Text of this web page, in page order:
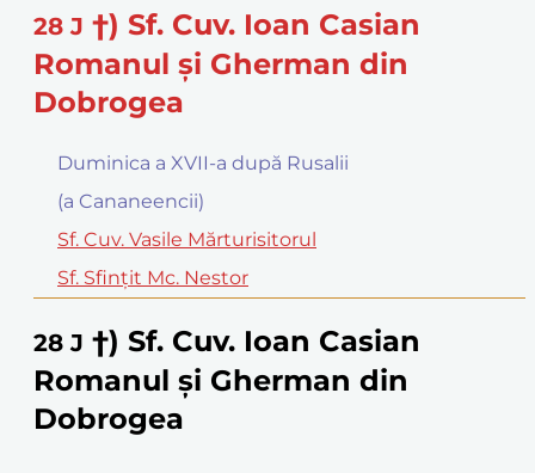
28 J †) Sf. Cuv. Ioan Casian
Romanul şi Gherman din
Dobrogea
Duminica a XVII-a după Rusalii
(a Cananeencii)
Sf. Cuv. Vasile Mărturisitorul
Sf. Sfinţit Mc. Nestor
28 J †) Sf. Cuv. Ioan Casian
Romanul şi Gherman din
Dobrogea